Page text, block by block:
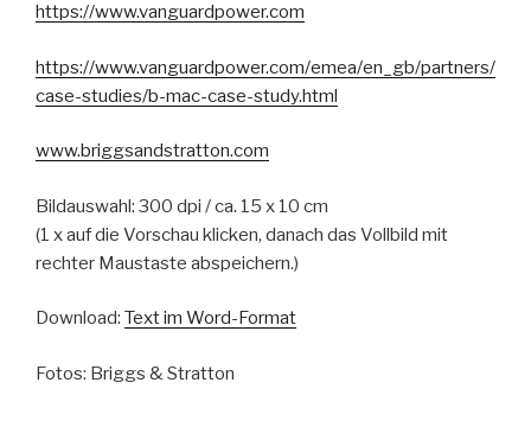
https://www.vanguardpower.com
https://www.vanguardpower.com/emea/en_gb/partners/
case-studies/b-mac-case-study.html
www.briggsandstratton.com
Bildauswahl: 300 dpi / ca. 15 x 10 cm
(1 x auf die Vorschau klicken, danach das Vollbild mit
rechter Maustaste abspeichern.)
Download: Text im Word-Format
Fotos: Briggs & Stratton